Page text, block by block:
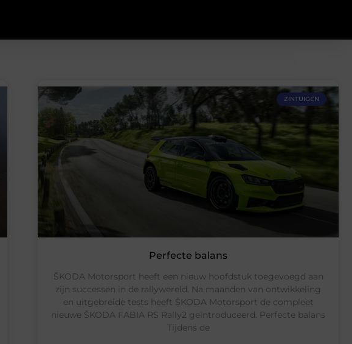
ZINTUIGEN
Perfecte balans
ŠKODA Motorsport heeft een nieuw hoofdstuk toegevoegd aan
zijn successen in de rallywereld. Na maanden van ontwikkeling
en uitgebreide tests heeft ŠKODA Motorsport de compleet
nieuwe ŠKODA FABIA RS Rally2 geïntroduceerd. Perfecte balans
Tijdens de